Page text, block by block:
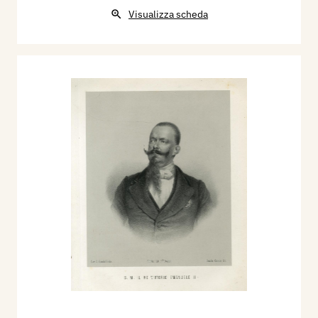
straordinario illustrato al Giornale Il Secolo,
Nel 1883 collabora al “Supplemento
Gazzetta di Milano”, stampato nello stabilimento
Sonzogno, (numero di Martedì, 15 luglio), con il
disegno litografico “Ai Bagni. Calma e tempesta”;
(numero di Venerdì, 15 Agosto), con il disegno
litografico “Un fedele Guardiano”; con il disegno
litografico”La carità”.
Bibliografia:
1860 - Album della Pubblica Esposizione del
Visualizza scheda